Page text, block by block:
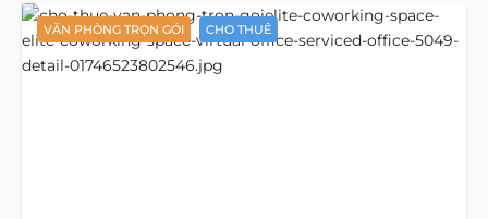
VĂN PHÒNG TRỌN GÓI CHO THUÊ